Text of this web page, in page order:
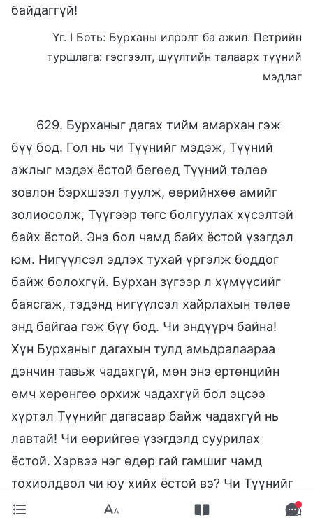
байдаггүй!
Үг. I Боть: Бурханы илрэлт ба ажил. Петрийн
туршлага: гэсгээлт, шүүлтийн талаарх түүний
мэдлэг
629. Бурханыг дагах тийм амархан гэж
бүү бод. Гол нь чи Түүнийг мэдэж, Түүний
ажлыг мэдэх ёстой бөгөөд Түүний төлөө
зовлон бэрхшээл туулж, өөрийнхөө амийг
золиосолж, Түүгээр төгс болгуулах хүсэлтэй
байх ёстой. Энэ бол чамд байх ёстой үзэгдэл
юм. Нигүүлсэл эдлэх тухай үргэлж боддог
байж болохгүй. Бурхан зүгээр л хүмүүсийг
баясгаж, тэдэнд нигүүлсэл хайрлахын төлөө
энд байгаа гэж бүү бод. Чи эндүүрч байна!
Хүн Бурханыг дагахын тулд амьдралаараа
дэнчин тавьж чадахгүй, мөн энэ ертөнцийн
өмч хөрөнгөө орхиж чадахгүй бол эцсээ
хүртэл Түүнийг дагасаар байж чадахгүй нь
лавтай! Чи өөрийгөө үзэгдэлд суурилах
ёстой. Хэрвээ нэг өдөр гай гамшиг чамд
тохиолдвол чи юу хийх ёстой вэ? Чи Түүнийг
дагасаар байж чадах уу? Эцсийг нь хүртэл